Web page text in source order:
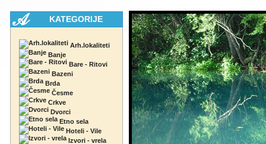
KATEGORIJE
Arh.lokaliteti
Banje
Bare - Ritovi
Bazeni
Brda
Česme
Crkve
Dvorci
Etno sela
Hoteli - Vile
Izvori - vrela